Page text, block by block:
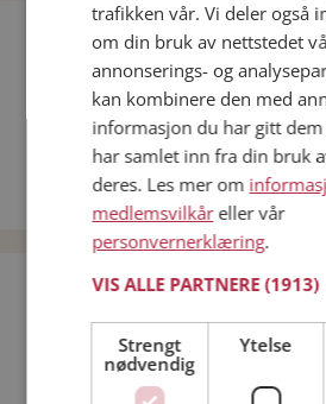
Fler single
Andre single fra Hamar
Menn fra Hamar
Date kvinner i Norge
Date menn i Norge
Bli medlem
Jeg er en:
trafikken vår. Vi deler også
om din bruk av nettstedet
annonserings- og
kan kombinere den med
informasjon du har gitt
har samlet inn fra din bruk
deres. Les mer om
medlemsvilkåreller vår
personvernerklæring.
VIS ALLE PARTNERE
Strengt
nødvendig
Ytelse